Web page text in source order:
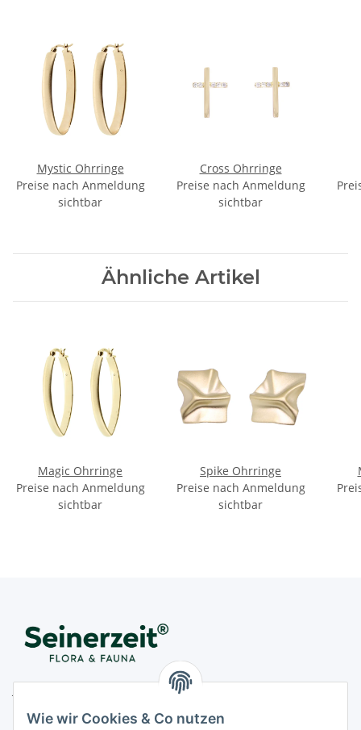
Mystic Ohrringe
Preise nach Anmeldung
sichtbar
Cross Ohrringe
Preise nach Anmeldung
sichtbar
Ähnliche Artikel
Magic Ohrringe
Preise nach Anmeldung
sichtbar
Spike Ohrringe
Preise nach Anmeldung
sichtbar
D - 10711 Berlin
Wie wir Cookies & Co nutzen